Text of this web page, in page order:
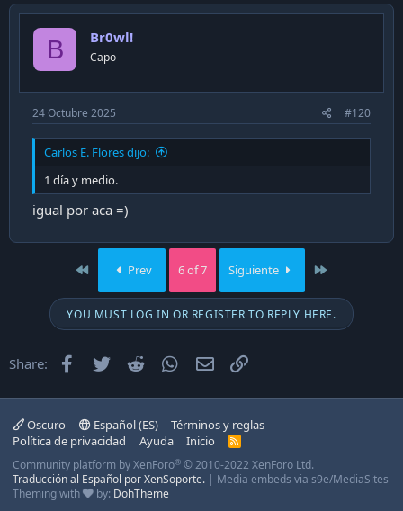
B Br0wl!
Capo
24 Octubre 2025 #120
Carlos E. Flores dijo:
1 día y medio.
igual por aca =)
First Prev 6 of 7 Siguiente
YOU MUST LOG IN OR REGISTER TO REPLY HERE.
Share: Facebook
Twitter Reddit WhatsApp
Email
Oscuro Español (ES)
Términos y reglas
Política de privacidad
Ayuda Inicio
R
S
Community platform by XenForo® © 2010-2022 XenForo Ltd.
Traducción al Español por XenSoporte. | Media embeds via s9e/MediaSites
Theming with
by: DohTheme